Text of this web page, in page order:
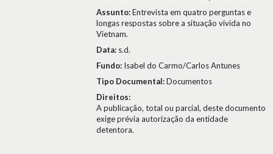
Assunto:Entrevista em quatro perguntas e
longas respostas sobre a situação vivida no
Vietnam.
Data: s.d.
Fundo: Isabel do Carmo/Carlos Antunes
Tipo Documental:Documentos
Direitos:
A publicação, total ou parcial, deste documento
exige prévia autorização da entidade
detentora.